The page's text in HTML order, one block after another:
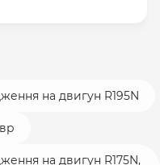
на двигун R195N
на двигун R175N,